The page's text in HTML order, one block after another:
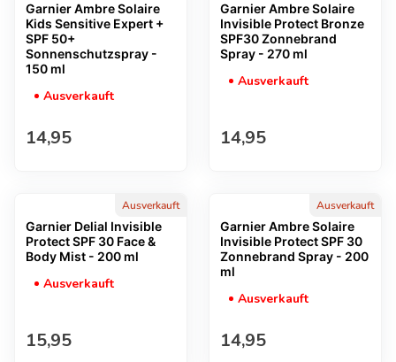
Garnier Ambre Solaire
Kids Sensitive Expert +
SPF 50+
Sonnenschutzspray -
150 ml
Ausverkauft
Regulärer Preis
14,95
Garnier Ambre Solaire
Invisible Protect Bronze
SPF30 Zonnebrand
Spray - 270 ml
Ausverkauft
Regulärer Preis
14,95
Ausverkauft
Garnier Delial Invisible
Protect SPF 30 Face &
Body Mist - 200 ml
Ausverkauft
Regulärer Preis
15,95
Ausverkauft
Garnier Ambre Solaire
Invisible Protect SPF 30
Zonnebrand Spray - 200
ml
Ausverkauft
Regulärer Preis
14,95